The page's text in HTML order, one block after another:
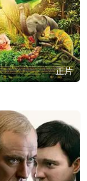
正片